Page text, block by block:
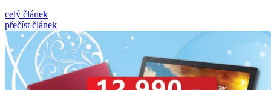
celý článek
přečíst článek